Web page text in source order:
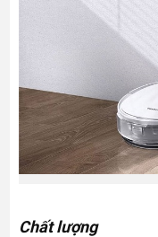
Chất lượng